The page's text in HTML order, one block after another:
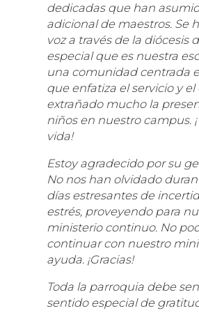
dedicadas que han
adicional de maestros. Se
voz a través de la diócesis
especial que es nuestra
una comunidad centrada
que enfatiza el servicio y
extrañado mucho la
niños en nuestro campus.
vida!
Estoy agradecido por su
No nos han olvidado
días estresantes de
estrés, proveyendo para
ministerio continuo. No
continuar con nuestro
ayuda. ¡Gracias!
Toda la parroquia debe
sentido especial de